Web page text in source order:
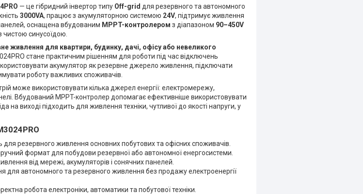
— це гібридний інвертор типу Off-grid для резервного та автономного
3000VA, працює з акумуляторною системою 24V, підтримує живлення
оснащена вбудованим MPPT-контролером з діапазоном 90–450V
чистою синусоїдою.
живлення для квартири, будинку, дачі, офісу або невеликого
стане практичним рішенням для роботи під час відключень
акумулятор як резервне джерело живлення, підключати
роботу важливих споживачів.
може використовувати кілька джерел енергії: електромережу,
Вбудований MPPT-контролер допомагає ефективніше використовувати
на виході підходить для живлення техніки, чутливої до якості напруги, у
для резервного живлення основних побутових та офісних споживачів.
формат для побудови резервної або автономної енергосистеми.
від мережі, акумуляторів і сонячних панелей.
для автономного та резервного живлення без продажу електроенергії
робота електроніки, автоматики та побутової техніки.